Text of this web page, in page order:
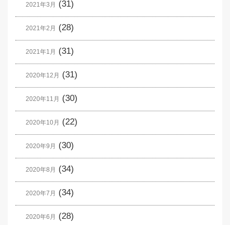
2021年3月 (31)
2021年2月 (28)
2021年1月 (31)
2020年12月 (31)
2020年11月 (30)
2020年10月 (22)
2020年9月 (30)
2020年8月 (34)
2020年7月 (34)
2020年6月 (28)